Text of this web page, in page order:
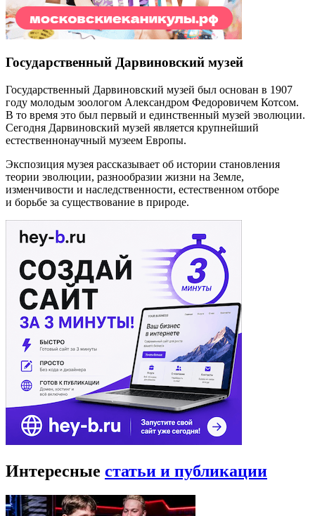
Государственный Дарвиновский музей
Государственный Дарвиновский музей был основан в 1907
году молодым зоологом Александром Федоровичем Котсом.
В то время это был первый и единственный музей эволюции.
Сегодня Дарвиновский музей является крупнейший
естественнонаучный музеем Европы.
Экспозиция музея рассказывает об истории становления
теории эволюции, разнообразии жизни на Земле,
изменчивости и наследственности, естественном отборе
и борьбе за существование в природе.
Интересные статьи и публикации